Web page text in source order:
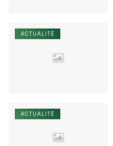
ACTUALITÉ
ACTUALITÉ